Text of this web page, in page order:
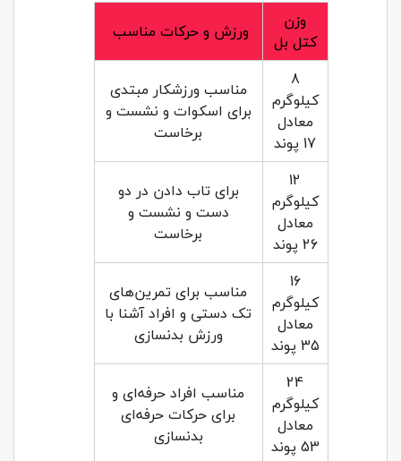
وزن
کتل بل
ورزش و حرکات مناسب
8
کیلوگرم
معادل
17 پوند
مناسب ورزشکار مبتدی
برای اسکوات و نشست و
برخاست
12
کیلوگرم
معادل
26 پوند
برای تاب دادن در دو
دست و نشست و
برخاست
16
کیلوگرم
معادل
35 پوند
مناسب برای تمرین‌های
تک دستی و افراد آشنا با
ورزش بدنسازی
24
کیلوگرم
معادل
53 پوند
مناسب افراد حرفه‌ای و
برای حرکات حرفه‌ای
بدنسازی